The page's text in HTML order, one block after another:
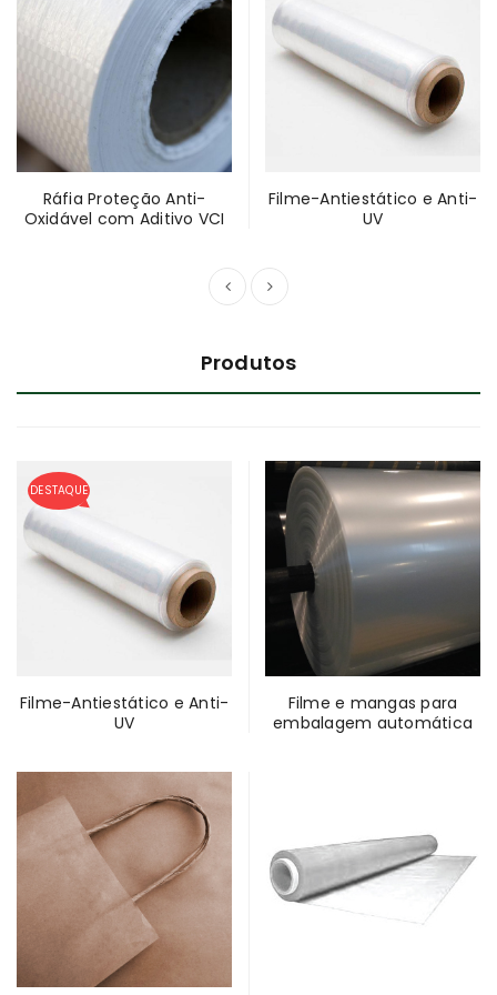
Ráfia Proteção Anti-
Oxidável com Aditivo VCI
Filme-Antiestático e Anti-
UV
Produtos
DESTAQUE
Filme-Antiestático e Anti-
UV
Filme e mangas para
embalagem automática